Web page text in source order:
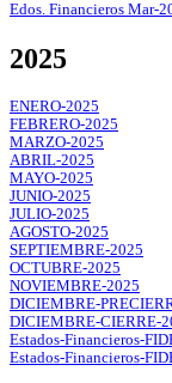
Edos. Financieros Mar-
2025
ENERO-2025
FEBRERO-2025
MARZO-2025
ABRIL-2025
MAYO-2025
JUNIO-2025
JULIO-2025
AGOSTO-2025
SEPTIEMBRE-2025
OCTUBRE-2025
NOVIEMBRE-2025
DICIEMBRE-
DICIEMBRE-CIERRE-
Estados-Financieros-
Estados-Financieros-